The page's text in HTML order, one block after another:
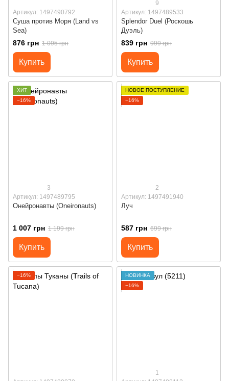
Артикул: 1497490792
Суша против Моря (Land vs
Sea)
876 грн 1 095 грн
Купить
9
Артикул: 1497489533
Splendor Duel (Роскошь
Дуэль)
839 грн 999 грн
Купить
ХИТ
−16%
3
Артикул: 1497489795
Онейронавты (Oneironauts)
1 007 грн 1 199 грн
Купить
НОВОЕ ПОСТУПЛЕНИЕ
−16%
2
Артикул: 1497491940
Луч
587 грн 699 грн
Купить
−16%
НОВИНКА
−16%
1